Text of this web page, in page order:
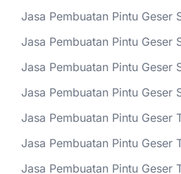
Jasa Pembuatan Pintu Geser
Jasa Pembuatan Pintu Geser
Jasa Pembuatan Pintu Geser
Jasa Pembuatan Pintu Geser
Jasa Pembuatan Pintu Geser
Jasa Pembuatan Pintu Geser
Jasa Pembuatan Pintu Geser